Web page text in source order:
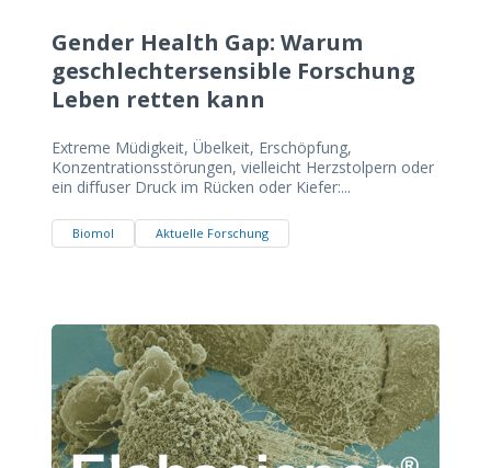
Gender Health Gap: Warum
geschlechtersensible Forschung
Leben retten kann
Extreme Müdigkeit, Übelkeit, Erschöpfung,
Konzentrationsstörungen, vielleicht Herzstolpern oder
ein diffuser Druck im Rücken oder Kiefer:...
Biomol Aktuelle Forschung